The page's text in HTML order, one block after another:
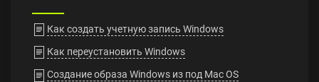
Как создать учетную запись Windows
Как переустановить Windows
Создание образа Windows из под Mac OS